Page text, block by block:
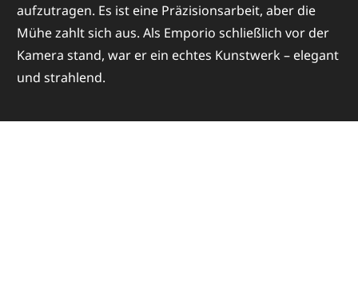
aufzutragen. Es ist eine Präzisionsarbeit, aber die
Mühe zahlt sich aus. Als Emporio schließlich vor der
Kamera stand, war er ein echtes Kunstwerk – elegant
und strahlend.